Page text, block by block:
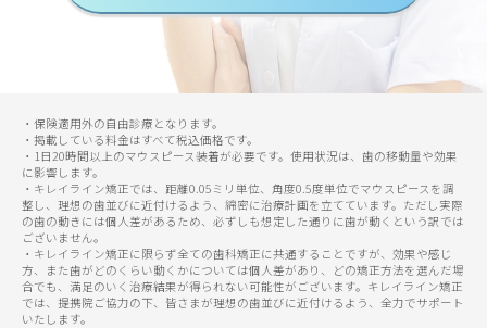
・保険適用外の自由診療となります。
・掲載している料金はすべて税込価格です。
・1日20時間以上のマウスピース装着が必要です。使用状況は、歯の移動量や効果
に影響します。
・キレイライン矯正では、距離0.05ミリ単位、角度0.5度単位でマウスピースを調
整し、理想の歯並びに近付けるよう、綿密に治療計画を立てています。ただし実際
の歯の動きには個人差があるため、必ずしも想定した通りに歯が動くという訳では
ございません。
・キレイライン矯正に限らず全ての歯科矯正に共通することですが、効果や感じ
方、また歯がどのくらい動くかについては個人差があり、どの矯正方法を選んだ場
合でも、満足のいく治療結果が得られない可能性がございます。キレイライン矯正
では、提携院ご協力の下、皆さまが理想の歯並びに近付けるよう、全力でサポート
いたします。